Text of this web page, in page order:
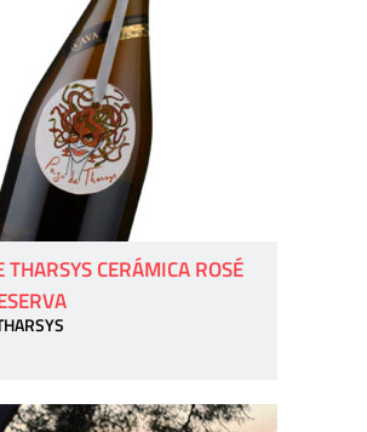
THARSYS CERÁMICA ROSÉ